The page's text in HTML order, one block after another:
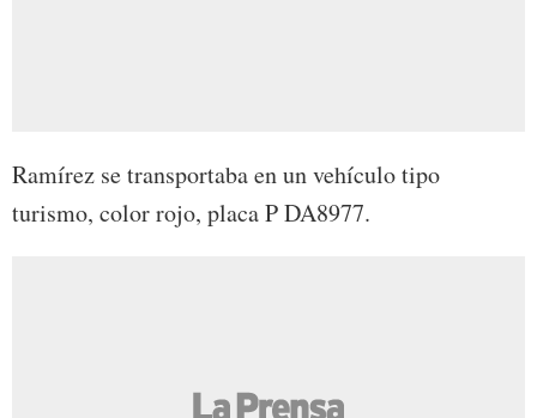
Ramírez se transportaba en un vehículo tipo
turismo, color rojo, placa P DA8977.